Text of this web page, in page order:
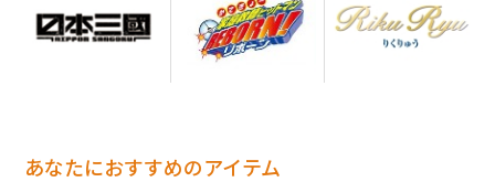
あなたにおすすめのアイテム